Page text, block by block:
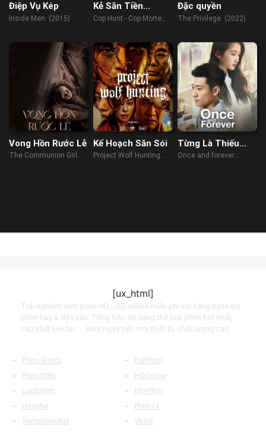
Điệp Vụ Kép
Inside Men (2015)
Kẻ Săn Tiền
Thưởng
Cop Hunt - Cop Mortem
Đặc quyền
The Privilege (2022)
Vong Hồn Rước Lễ
The Communion Girl
Kế Hoạch Săn Sói
Project Wolf Hunting
Từng Là Thiếu
Niên
Once and forever